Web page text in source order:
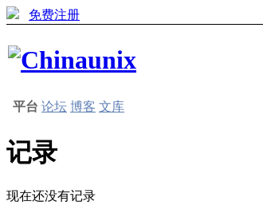
免费注册
平台 论坛 博客 文库
记录
现在还没有记录